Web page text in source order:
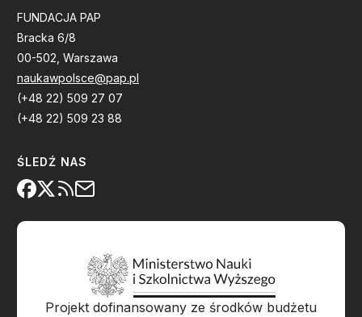
FUNDACJA PAP
Bracka 6/8
00-502, Warszawa
naukawpolsce@pap.pl
(+48 22) 509 27 07
(+48 22) 509 23 88
ŚLEDŹ NAS
Projekt dofinansowany ze środków budżetu